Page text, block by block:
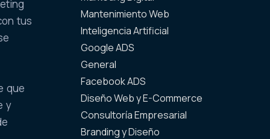
tus
que
y
Mantenimiento Web
Inteligencia Artificial
Google ADS
General
Facebook ADS
Diseño Web y E-Commerce
Consultoría Empresarial
Branding y Diseño